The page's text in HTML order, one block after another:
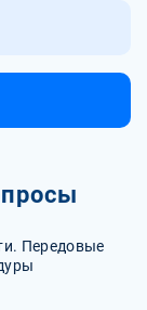
Передовые